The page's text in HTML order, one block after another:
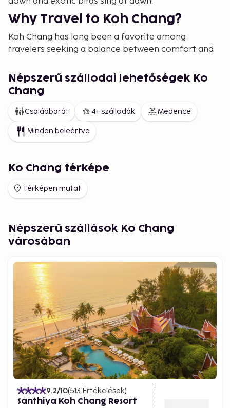
Why Travel to Koh Chang?
Koh Chang has long been a favorite among
travelers seeking a balance between comfort and
atmosphere than Phuket or Ko Samui, and you can
still find beaches where you’re nearly alone. From
the popular White Sand Beach to hidden gems like
Lonely Beach and Klong Kloi, the pace is slow and
welcoming. Accommodations range from luxury
resorts with infinity pools and spas to simple beach
Nature and Adventure on Koh
Chang
For nature lovers, Koh Chang is a paradise. The
dense jungle, steep mountains, and a network of
hiking trails leading to viewpoints where the horizon
Klong Plu, paddle through mangrove forests by
kayak, or dive and snorkel around nearby islands
like Ko Rang and Ko Wai, where vibrant coral reefs
and marine life await.
Culture and Local Charm
Koh Chang is more than nature – it’s a glimpse into
everyday Thai life. In fishing villages like Bang Bao
and Salak Phet, you’ll meet friendly locals and enjoy
fresh seafood straight from the sea. Bang Bao Pier,
built on stilts over the water, has become a
charming promenade with restaurants and small
Népszerű szállodai lehetőségek Ko
Chang
Családbarát 4+ szállodák Medence
Minden beleértve
Ko Chang térképe
Térképen mutat
Népszerű szállások Ko Chang
városában
9.2/10(513 Értékelések)
Santhiya Koh Chang Resort